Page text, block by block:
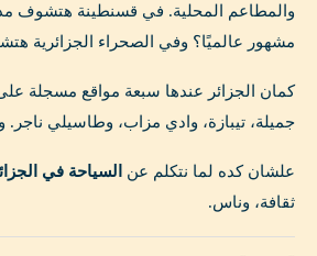
والمطاعم المحلية. في قسنطينة هتشوف
مشهور عالميًا؟ وفي الصحراء الجزائرية
كمان الجزائر عندها سبعة مواقع مسجلة على
جميلة، تيبازة، وادي مزاب، وطاسيلي
علشان كده لما نتكلم عن السياحة في الجزائر
ثقافة، وناس.